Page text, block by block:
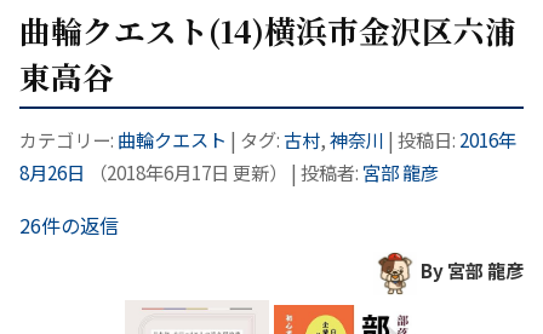
曲輪クエスト(14)横浜市金沢区六浦
東高谷
カテゴリー: 曲輪クエスト | タグ:古村,神奈川 | 投稿日: 2016年
8月26日
（2018年6月17日 更新） | 投稿者: 宮部 龍彦
26件の返信
By 宮部 龍彦